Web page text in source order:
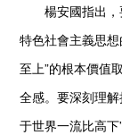
楊安國指出，
特色社會主義思
至上”的根本價值
全感。要深刻理
于世界一流比高